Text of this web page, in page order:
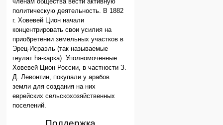
членам общества вести активную
политическую деятельность. В 1882
г. Ховевей Цион начали
концентрировать свои усилия на
приобретении земельных участков в
Эрец-Исраэль (так называемые
геулат hа-карка). Уполномоченные
Ховевей Цион России, в частности З.
Д. Левонтин, покупали у арабов
земли для создания на них
еврейских сельскохозяйственных
поселений.